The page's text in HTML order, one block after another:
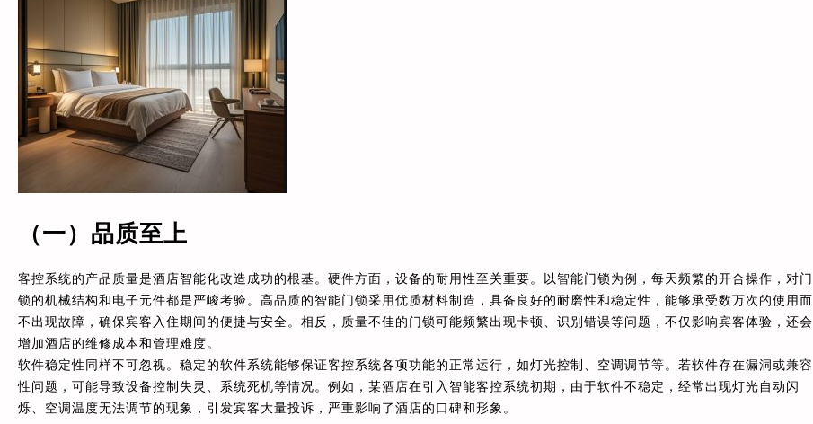
（一）品质至上
客控系统的产品质量是酒店智能化改造成功的根基。硬件方面，设备的耐用性至关重要。以智能门锁为例，每天频繁的开合操作，对门
锁的机械结构和电子元件都是严峻考验。高品质的智能门锁采用优质材料制造，具备良好的耐磨性和稳定性，能够承受数万次的使用而
不出现故障，确保宾客入住期间的便捷与安全。相反，质量不佳的门锁可能频繁出现卡顿、识别错误等问题，不仅影响宾客体验，还会
增加酒店的维修成本和管理难度。
软件稳定性同样不可忽视。稳定的软件系统能够保证客控系统各项功能的正常运行，如灯光控制、空调调节等。若软件存在漏洞或兼容
性问题，可能导致设备控制失灵、系统死机等情况。例如，某酒店在引入智能客控系统初期，由于软件不稳定，经常出现灯光自动闪
烁、空调温度无法调节的现象，引发宾客大量投诉，严重影响了酒店的口碑和形象。